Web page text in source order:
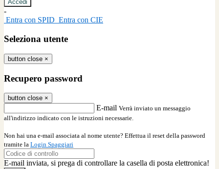
-
Entra con SPID Entra con CIE
Seleziona utente
button close ×
Recupero password
button close ×
E-mail Verrà inviato un messaggio
all'indirizzo indicato con le istruzioni necessarie.
Non hai una e-mail associata al nome utente? Effettua il reset della password
tramite la Login Spaggiari
E-mail inviata, si prega di controllare la casella di posta elettronica!